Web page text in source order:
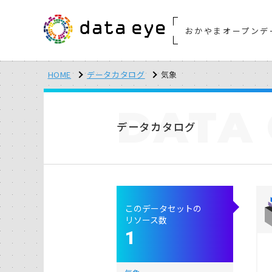
おかやまオープン
HOME データカタログ 気象
データカタログ
DATA
このデータセットの
リソース数
1